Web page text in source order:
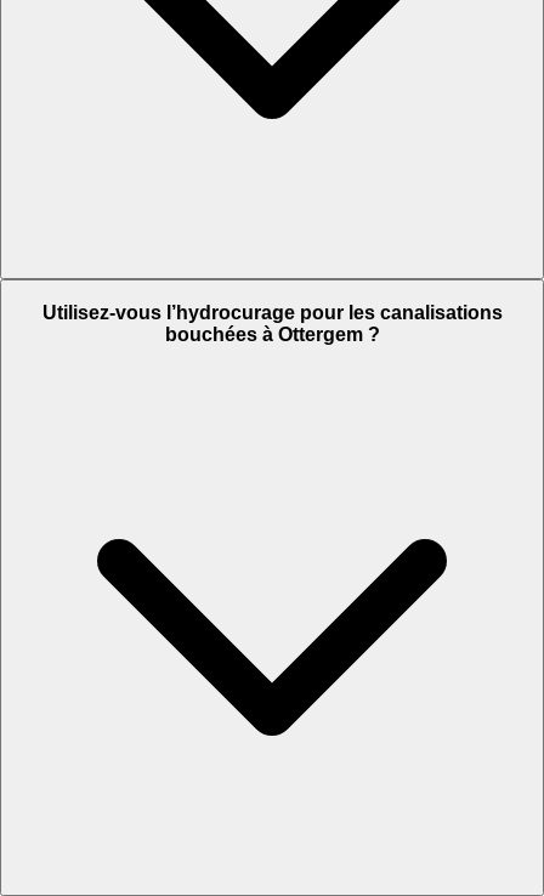
Utilisez-vous l’hydrocurage pour les canalisations
bouchées à Ottergem ?